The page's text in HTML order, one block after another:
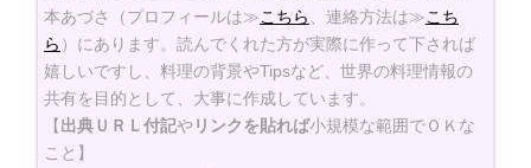
本あづさ（プロフィールは≫こちら 、連絡方法は≫こち
ら ）にあります。読んでくれた方が実際に作って下されば
嬉しいですし、料理の背景やTipsなど、世界の料理情報の
共有を目的として、大事に作成しています。
【出典ＵＲＬ付記やリンクを貼れば小規模な範囲でＯＫな
こと】